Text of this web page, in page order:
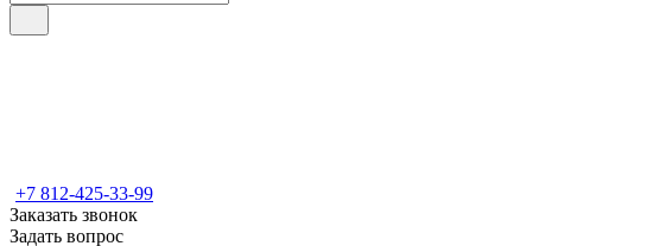
+7 812-425-33-99
Заказать звонок
Задать вопрос